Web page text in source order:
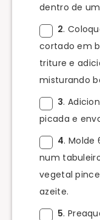
dentro de
2.
cortado em
triture e
misturando
3.
picada e
4. Molde
num
vegetal
azeite.
5.